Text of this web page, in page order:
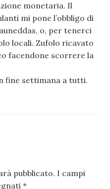
monetaria. Il
mi pone l’obbligo di
o, per tenerci
locali. Zufolo ricavato
facendone scorrere la
fine settimana a tutti.
pubblicato. I campi
*